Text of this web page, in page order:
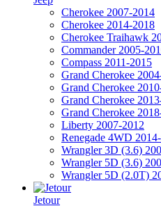
Cherokee 2007-2014
Cherokee 2014-2018
Cherokee Traihawk
Commander 2005-
Compass 2011-2015
Grand Cherokee
Grand Cherokee
Grand Cherokee
Grand Cherokee
Liberty 2007-2012
Renegade 4WD
Wrangler 3D (3.6)
Wrangler 5D (3.6)
Wrangler 5D (2.0T)
Jetour